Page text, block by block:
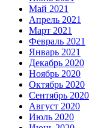
Май 2021
Апрель 2021
Март 2021
Февраль 2021
Январь 2021
Декабрь 2020
Ноябрь 2020
Октябрь 2020
Сентябрь 2020
Август 2020
Июль 2020